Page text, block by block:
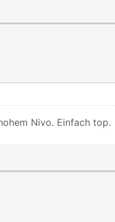
Nivo. Einfach top.